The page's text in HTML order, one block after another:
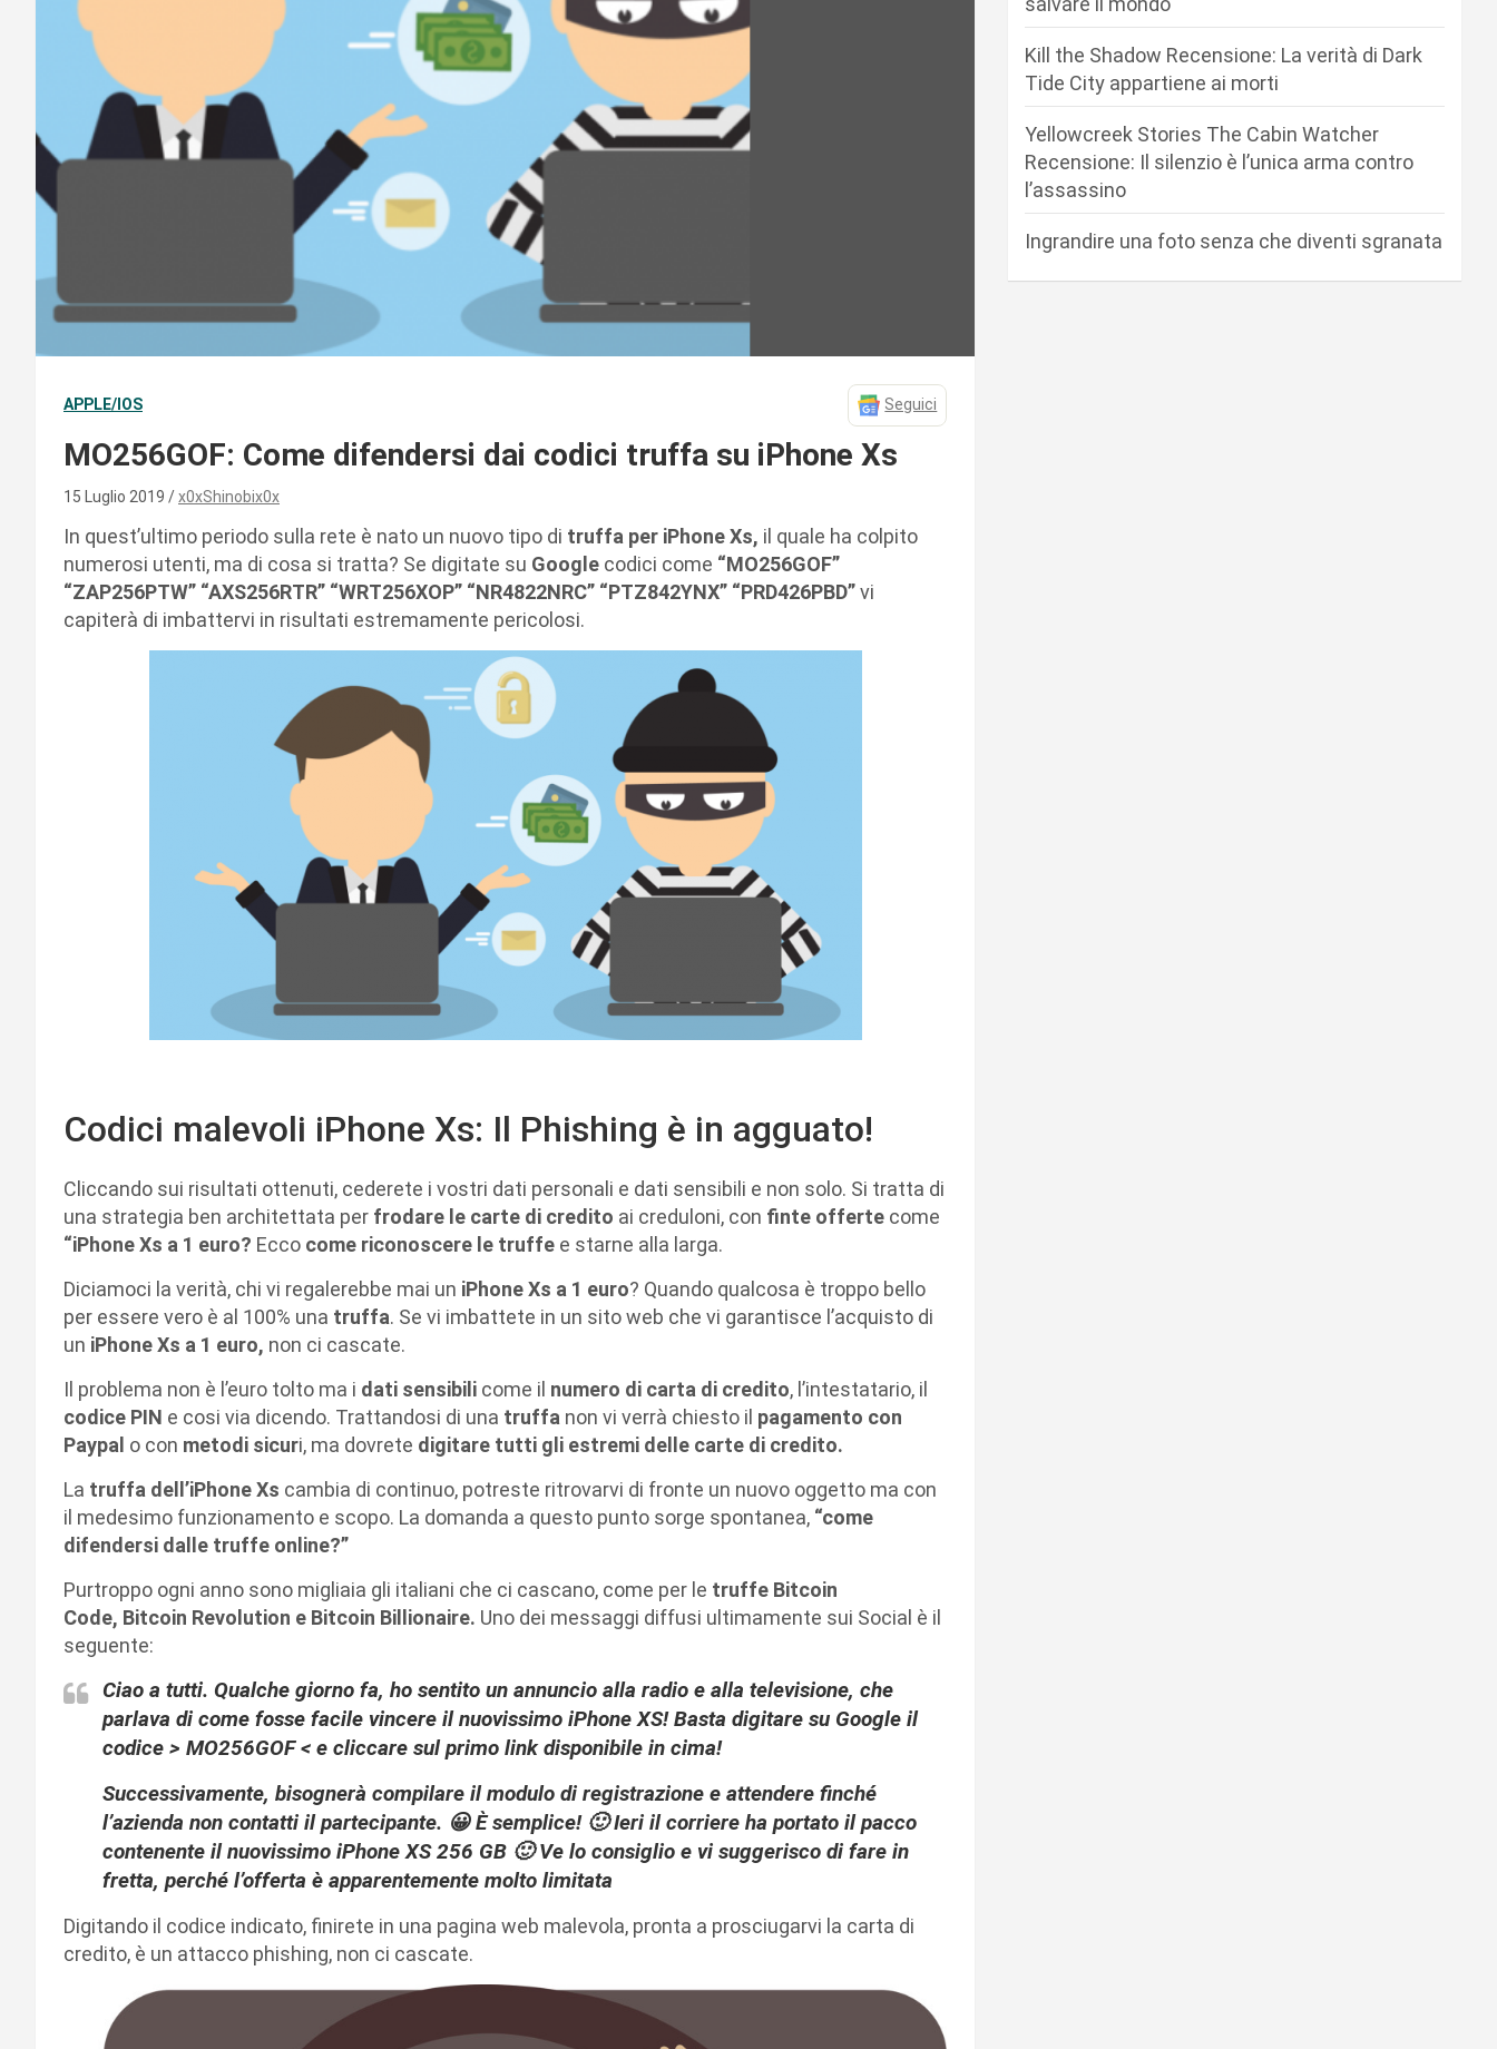
APPLE/IOS Seguici
MO256GOF: Come difendersi dai codici truffa su iPhone Xs
15 Luglio 2019 x0xShinobix0x
In quest’ultimo periodo sulla rete è nato un nuovo tipo di truffa per iPhone Xs, il quale ha colpito
numerosi utenti, ma di cosa si tratta? Se digitate su Google codici come “MO256GOF”
“ZAP256PTW” “AXS256RTR” “WRT256XOP” “NR4822NRC” “PTZ842YNX” “PRD426PBD”vi
capiterà di imbattervi in risultati estremamente pericolosi.
Codici malevoli iPhone Xs: Il Phishing è in agguato!
Cliccando sui risultati ottenuti, cederete i vostri dati personali e dati sensibili e non solo. Si tratta di
una strategia ben architettata per frodare le carte di credito ai creduloni, con finte offerte come
“iPhone Xs a 1 euro? Ecco come riconoscere le truffe e starne alla larga.
Diciamoci la verità, chi vi regalerebbe mai un iPhone Xs a 1 euro? Quando qualcosa è troppo bello
per essere vero è al 100% una truffa. Se vi imbattete in un sito web che vi garantisce l’acquisto di
un iPhone Xs a 1 euro, non ci cascate.
Il problema non è l’euro tolto ma i dati sensibili come il numero di carta di credito, l’intestatario, il
codice PIN e cosi via dicendo. Trattandosi di una truffa non vi verrà chiesto il pagamento con
Paypal o con metodi sicuri, ma dovrete digitare tutti gli estremi delle carte di credito.
La truffa dell’iPhone Xs cambia di continuo, potreste ritrovarvi di fronte un nuovo oggetto ma con
il medesimo funzionamento e scopo. La domanda a questo punto sorge spontanea, “come
difendersi dalle truffe online?”
Purtroppo ogni anno sono migliaia gli italiani che ci cascano, come per le truffe Bitcoin
Code, Bitcoin Revolution e Bitcoin Billionaire. Uno dei messaggi diffusi ultimamente sui Social è il
seguente:
Ciao a tutti. Qualche giorno fa, ho sentito un annuncio alla radio e alla televisione, che
parlava di come fosse facile vincere il nuovissimo iPhone XS! Basta digitare su Google il
codice > MO256GOF < e cliccare sul primo link disponibile in cima!
Successivamente, bisognerà compilare il modulo di registrazione e attendere finché
l’azienda non contatti il partecipante. 😀 È semplice! 🙂 Ieri il corriere ha portato il pacco
contenente il nuovissimo iPhone XS 256 GB 🙂 Ve lo consiglio e vi suggerisco di fare in
fretta, perché l’offerta è apparentemente molto limitata
Digitando il codice indicato, finirete in una pagina web malevola, pronta a prosciugarvi la carta di
credito, è un attacco phishing, non ci cascate.
Kill the Shadow Recensione: La verità di Dark
Tide City appartiene ai morti
Yellowcreek Stories The Cabin Watcher
Recensione: Il silenzio è l’unica arma contro
l’assassino
Ingrandire una foto senza che diventi sgranata